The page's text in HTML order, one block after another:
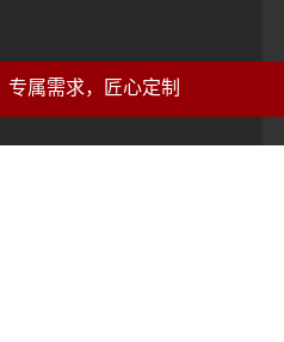
专属需求，匠心定制